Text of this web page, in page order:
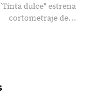
dulce" estrena
cortometraje de…